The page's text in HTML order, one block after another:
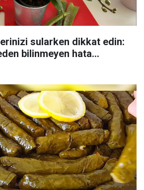
sularken dikkat edin:
bilinmeyen hata...